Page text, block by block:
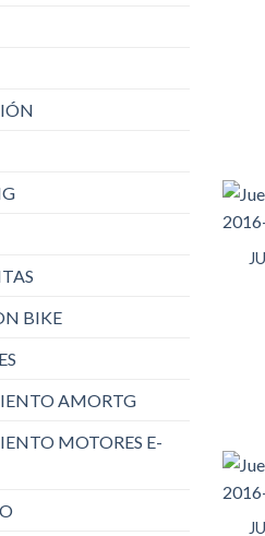
BIKE
AMORTG
MOTORES E-